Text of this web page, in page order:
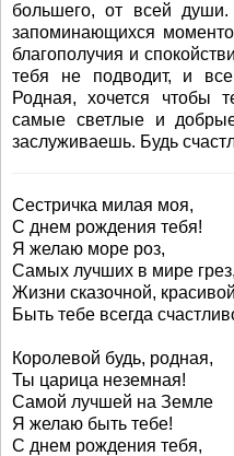
большего, от всей
запоминающихся
благополучия и
тебя не подводит, и
Родная, хочется чтобы
самые светлые и
заслуживаешь. Будь
Сестричка милая моя,
С днем рождения тебя!
Я желаю море роз,
Самых лучших в мире грез,
Жизни сказочной,
Быть тебе всегда
Королевой будь, родная,
Ты царица неземная!
Самой лучшей на Земле
Я желаю быть тебе!
С днем рождения тебя,